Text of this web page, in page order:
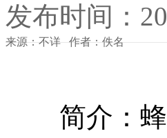
发布时间：
来源：不详 作者：佚名
简介：蜂